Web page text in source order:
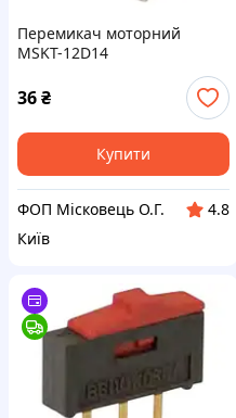
Перемикач моторний
MSKT-12D14
36₴
Купити
ФОП Місковець О.Г.
4.8
Київ